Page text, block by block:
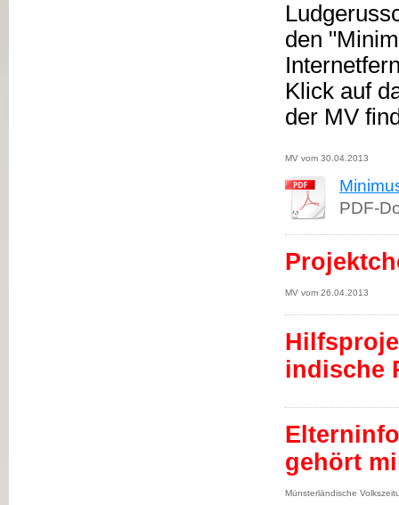
den
Klick auf
der MV
MV vom 30.04.2013
PDF-
MV vom 26.04.2013
indische
gehört
Münsterländische